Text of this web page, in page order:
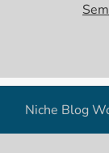
Niche Blog